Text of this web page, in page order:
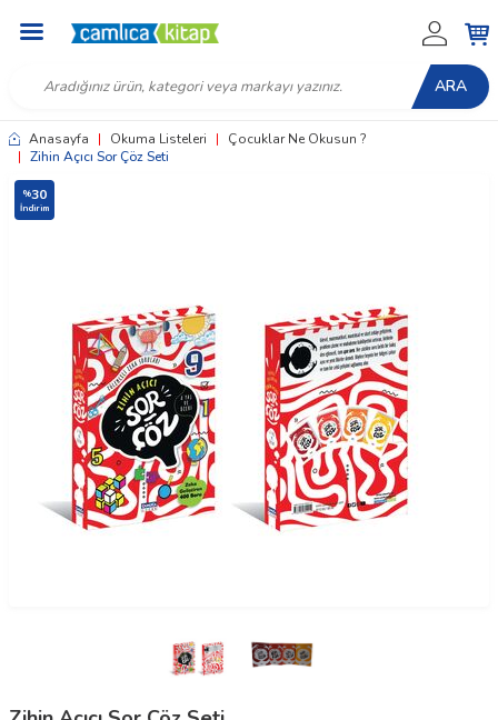
ARA
Anasayfa | Okuma Listeleri |
Çocuklar Ne Okusun ?
| Zihin Açıcı Sor Çöz Seti
%30
İndirim